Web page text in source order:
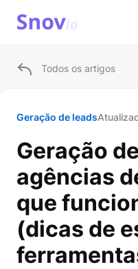
Todos os artigos
Geração de leads
Geração
agências
que
(dicas de